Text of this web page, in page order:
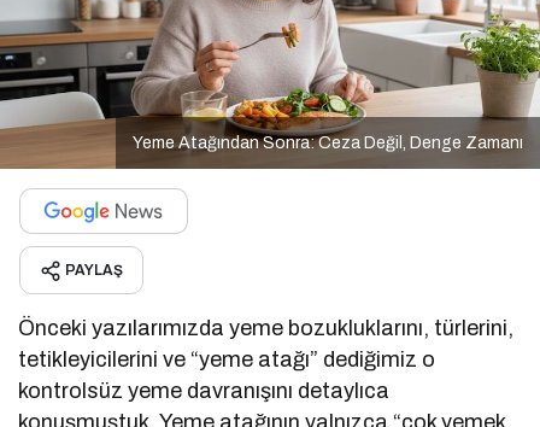
Yeme Atağından Sonra: Ceza Değil, Denge Zamanı
PAYLAŞ
Önceki yazılarımızda yeme bozukluklarını, türlerini,
tetikleyicilerini ve “yeme atağı” dediğimiz o
kontrolsüz yeme davranışını detaylıca
konuşmuştuk. Yeme atağının yalnızca “çok yemek